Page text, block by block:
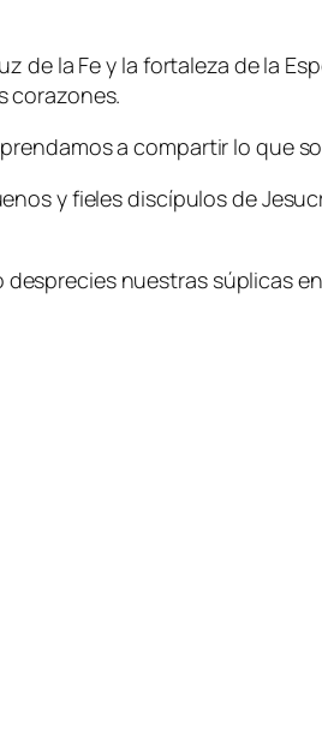
de la Fe y la fortaleza de la
corazones.
a compartir lo que
y fieles discípulos de
nuestras súplicas